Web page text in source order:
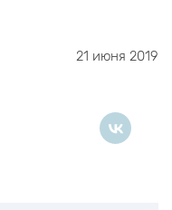
21 июня 2019